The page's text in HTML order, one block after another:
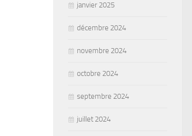
janvier 2025
décembre 2024
novembre 2024
octobre 2024
septembre 2024
juillet 2024